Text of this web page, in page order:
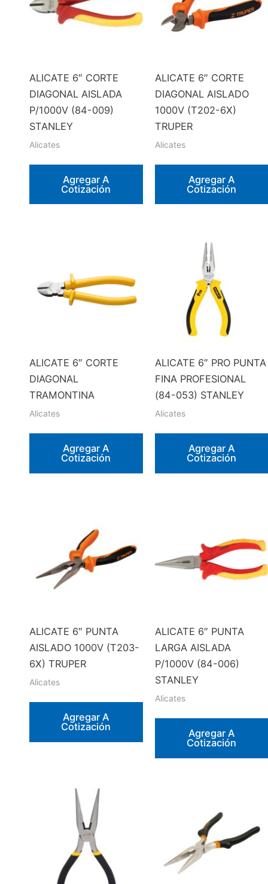
ALICATE 6″ CORTE
DIAGONAL AISLADA
P/1000V (84-009)
STANLEY
Alicates
Agregar A
Cotización
ALICATE 6″ CORTE
DIAGONAL AISLADO
1000V (T202-6X)
TRUPER
Alicates
Agregar A
Cotización
ALICATE 6″ CORTE
DIAGONAL
TRAMONTINA
Alicates
Agregar A
Cotización
ALICATE 6″ PRO PUNTA
FINA PROFESIONAL
(84-053) STANLEY
Alicates
Agregar A
Cotización
ALICATE 6″ PUNTA
AISLADO 1000V (T203-
6X) TRUPER
Alicates
Agregar A
Cotización
ALICATE 6″ PUNTA
LARGA AISLADA
P/1000V (84-006)
STANLEY
Alicates
Agregar A
Cotización